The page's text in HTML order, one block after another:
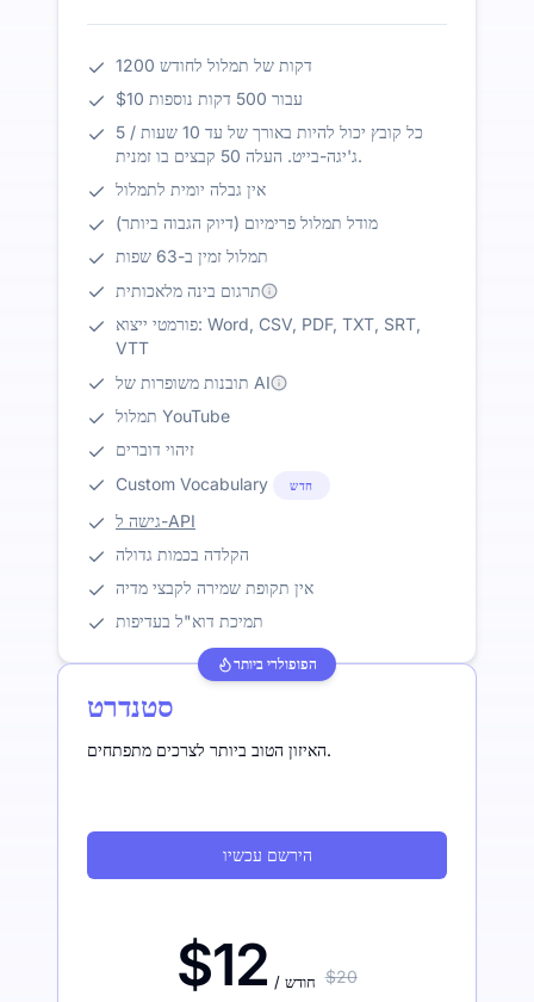
1200 דקות של תמלול לחודש
$10 עבור 500 דקות נוספות
כל קובץ יכול להיות באורך של עד 10 שעות / 5
ג'יגה-בייט. העלה 50 קבצים בו זמנית.
אין גבלה יומית לתמלול
מודל תמלול פרימיום (דיוק הגבוה ביותר)
תמלול זמין ב-63 שפות
תרגום בינה מלאכותית
פורמטי ייצוא: Word, CSV, PDF, TXT, SRT,
VTT
תובנות משופרות של AI
תמלול YouTube
זיהוי דוברים
Custom Vocabulary
חדש
גישה ל-API
הקלדה בכמות גדולה
אין תקופת שמירה לקבצי מדיה
תמיכת דוא"ל בעדיפות
הפופולרי ביותר
סטנדרט
האיזון הטוב ביותר לצרכים מתפתחים.
הירשם עכשיו
$12 / חודש $20